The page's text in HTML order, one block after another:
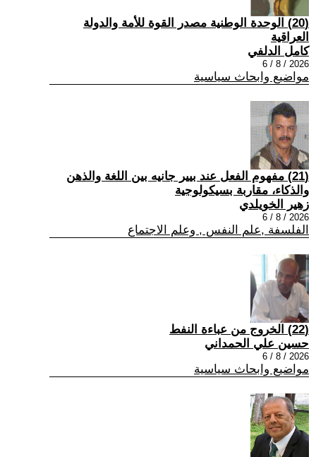
(20) الوحدة الوطنية مصدر القوة للأمة والدولة
العراقية
كامل الدلفي
2026 / 8 / 6
مواضيع وابحاث سياسية
(21) مفهوم الفعل عند بيير جانيه بين اللغة والذهن
والذكاء، مقاربة بسيكولوجية
زهير الخويلدي
2026 / 8 / 6
الفلسفة ,علم النفس , وعلم الاجتماع
(22) الخروج من عباءة النفط
حسين علي الحمداني
2026 / 8 / 6
مواضيع وابحاث سياسية